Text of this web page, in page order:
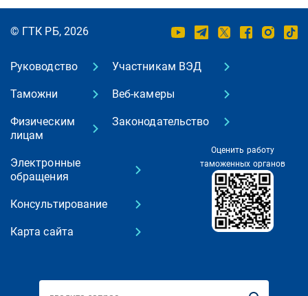
© ГТК РБ, 2026
Руководство
Таможни
Физическим
лицам
Участникам ВЭД
Веб-камеры
Законодательство
Электронные
обращения
Консультирование
Карта сайта
Оценить работу
таможенных органов